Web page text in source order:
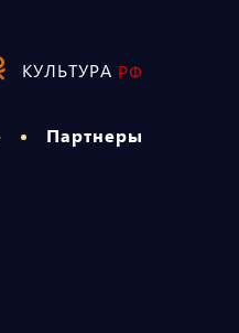
Партнеры
КУЛЬТУРА РФ